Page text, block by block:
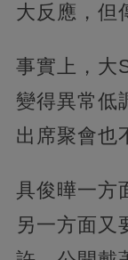
大反應，但
事實上，大
變得異常低
出席聚會也
具俊曄一方
另一方面又